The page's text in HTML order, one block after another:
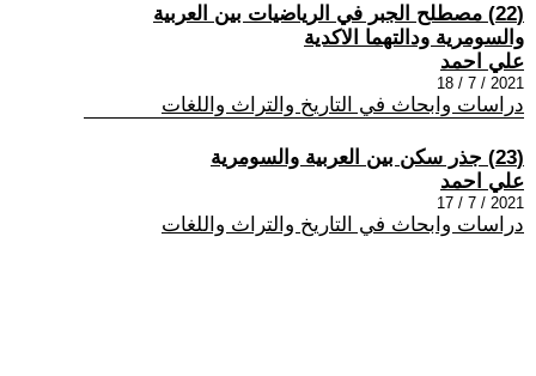
(22) مصطلح الجبر في الرياضيات بين العربية
والسومرية ودالتهما الاكدية
علي احمد
2021 / 7 / 18
دراسات وابحاث في التاريخ والتراث واللغات
(23) جذر سكن بين العربية والسومرية
علي احمد
2021 / 7 / 17
دراسات وابحاث في التاريخ والتراث واللغات